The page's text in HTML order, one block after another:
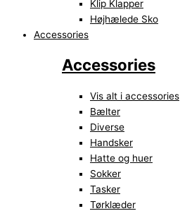
Klip Klapper
Højhælede Sko
Accessories
Accessories
Vis alt i accessories
Bælter
Diverse
Handsker
Hatte og huer
Sokker
Tasker
Tørklæder